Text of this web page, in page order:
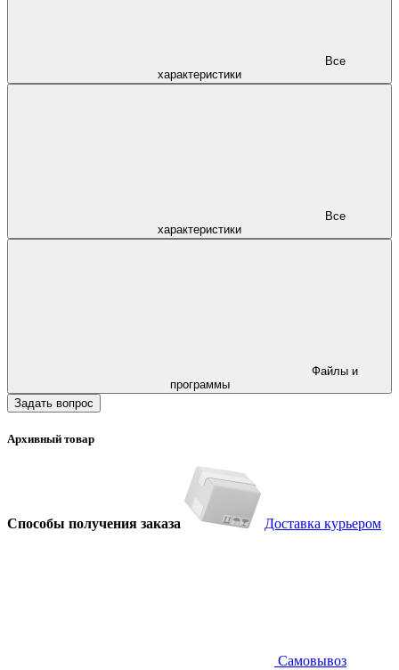
характеристики
характеристики
программы
Задать вопрос
Архивный товар
Способы получения заказа Доставка курьером
Самовывоз